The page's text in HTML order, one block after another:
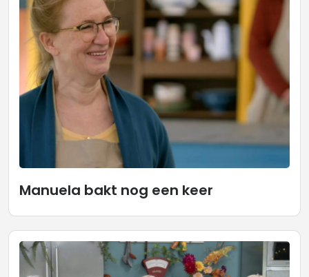
Manuela bakt nog een keer